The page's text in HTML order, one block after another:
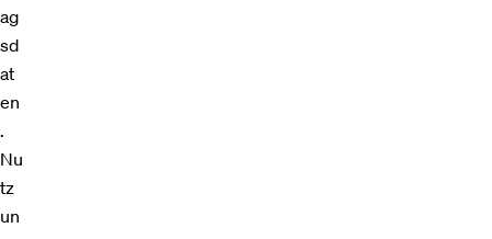
ag
sd
at
en
.
Nu
tz
un